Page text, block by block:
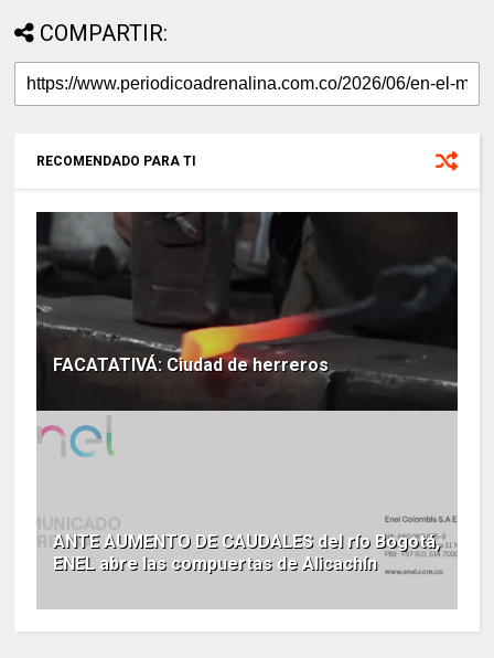
COMPARTIR:
RECOMENDADO PARA TI
FACATATIVÁ: Ciudad de herreros
ANTE AUMENTO DE CAUDALES del río Bogotá,
ENEL abre las compuertas de Alicachín